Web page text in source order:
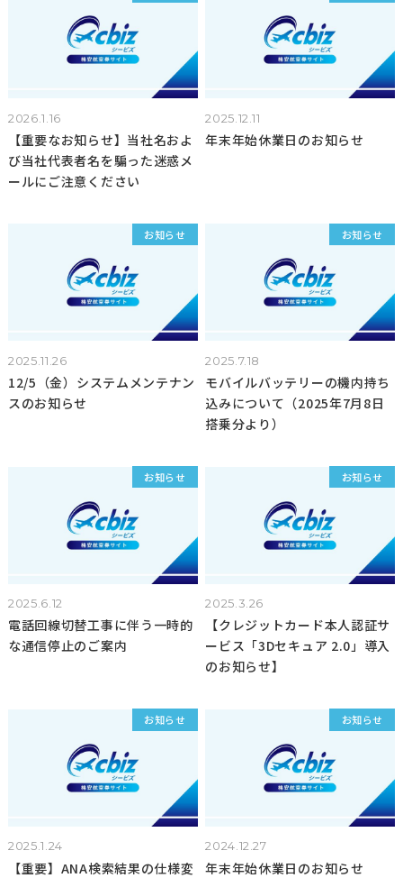
2026.1.16
【重要なお知らせ】当社名およ
び当社代表者名を騙った迷惑メ
ールにご注意ください
2025.12.11
年末年始休業日のお知らせ
お知らせ
2025.11.26
12/5（金）システムメンテナン
スのお知らせ
お知らせ
2025.7.18
モバイルバッテリーの機内持ち
込みについて（2025年7月8日
搭乗分より）
お知らせ
2025.6.12
電話回線切替工事に伴う一時的
な通信停止のご案内
お知らせ
2025.3.26
【クレジットカード本人認証サ
ービス「3Dセキュア 2.0」導入
のお知らせ】
お知らせ
2025.1.24
【重要】ANA検索結果の仕様変
お知らせ
2024.12.27
年末年始休業日のお知らせ